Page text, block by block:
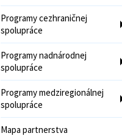
Programy cezhraničnej
spolupráce
Programy nadnárodnej
spolupráce
Programy medziregionálnej
spolupráce
Mapa partnerstva